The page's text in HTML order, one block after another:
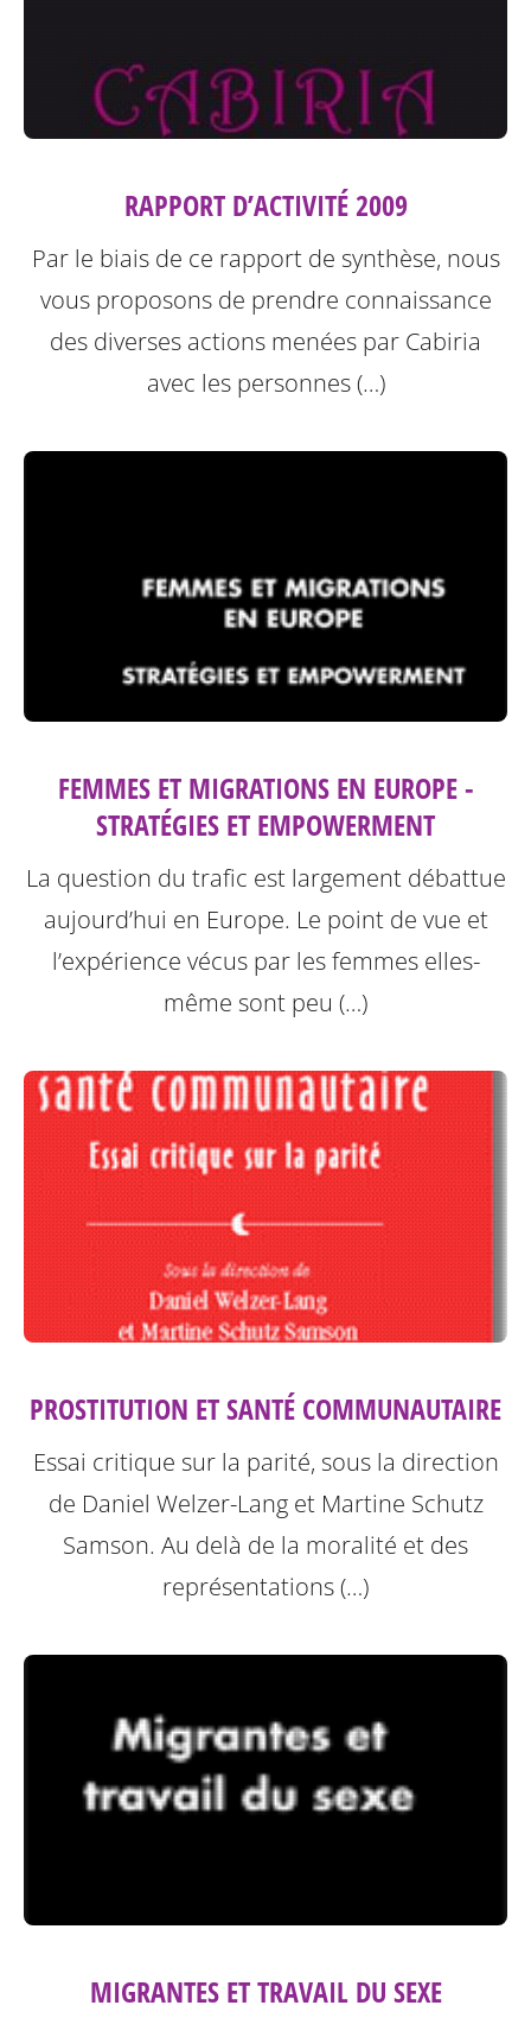
RAPPORT D’ACTIVITÉ 2009
Par le biais de ce rapport de synthèse, nous
vous proposons de prendre connaissance
des diverses actions menées par Cabiria
avec les personnes (…)
FEMMES ET MIGRATIONS EN EUROPE -
STRATÉGIES ET EMPOWERMENT
La question du trafic est largement débattue
aujourd’hui en Europe. Le point de vue et
l’expérience vécus par les femmes elles-
même sont peu (…)
PROSTITUTION ET SANTÉ COMMUNAUTAIRE
Essai critique sur la parité, sous la direction
de Daniel Welzer-Lang et Martine Schutz
Samson. Au delà de la moralité et des
représentations (…)
MIGRANTES ET TRAVAIL DU SEXE